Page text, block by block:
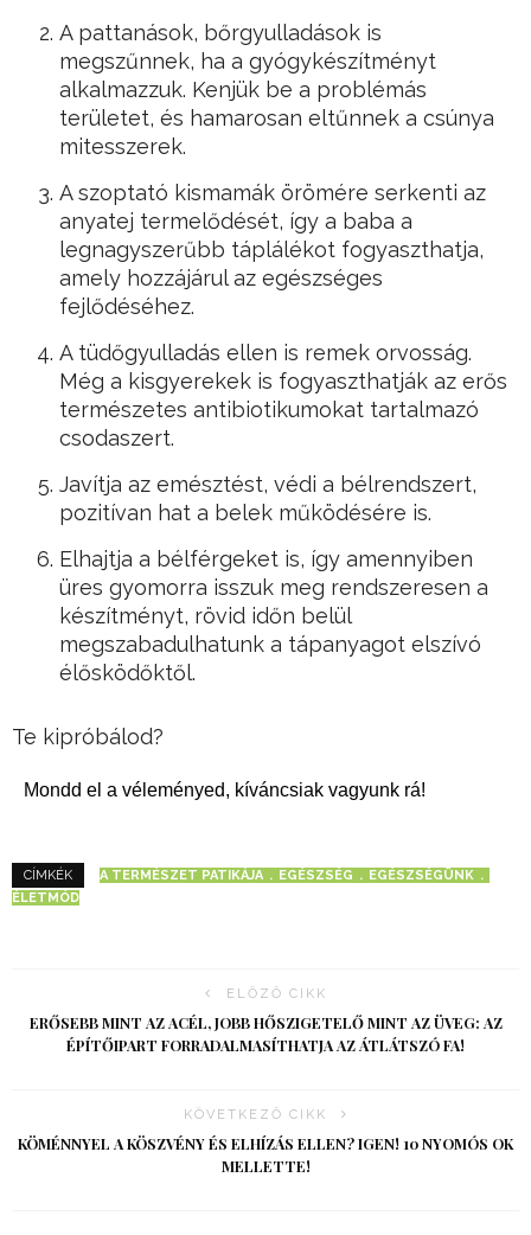
A pattanások, bőrgyulladások is
megszűnnek, ha a gyógykészítményt
alkalmazzuk. Kenjük be a problémás
területet, és hamarosan eltűnnek a csúnya
mitesszerek.
A szoptató kismamák örömére serkenti az
anyatej termelődését, így a baba a
legnagyszerűbb táplálékot fogyaszthatja,
amely hozzájárul az egészséges
fejlődéséhez.
A tüdőgyulladás ellen is remek orvosság.
Még a kisgyerekek is fogyaszthatják az erős
természetes antibiotikumokat tartalmazó
csodaszert.
Javítja az emésztést, védi a bélrendszert,
pozitívan hat a belek működésére is.
Elhajtja a bélférgeket is, így amennyiben
üres gyomorra isszuk meg rendszeresen a
készítményt, rövid időn belül
megszabadulhatunk a tápanyagot elszívó
élősködőktől.
Te kipróbálod?
Mondd el a véleményed, kíváncsiak vagyunk rá!
CÍMKÉK A TERMÉSZET PATIKÁJA EGÉSZSÉG
EGÉSZSÉGÜNK
ÉLETMÓD
ELŐZŐ CIKK
ERŐSEBB MINT AZ ACÉL, JOBB HŐSZIGETELŐ MINT AZ ÜVEG: AZ
ÉPÍTŐIPART FORRADALMASÍTHATJA AZ ÁTLÁTSZÓ FA!
KÖVETKEZŐ CIKK
KÖMÉNNYEL A KÖSZVÉNY ÉS ELHÍZÁS ELLEN? IGEN! 10 NYOMÓS OK
MELLETTE!